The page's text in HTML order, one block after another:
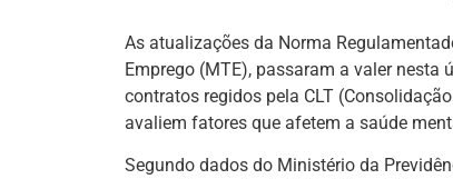
As atualizações da Norma
Emprego (MTE), passaram a valer nesta
contratos regidos pela CLT
avaliem fatores que afetem a saúde
Segundo dados do Ministério da